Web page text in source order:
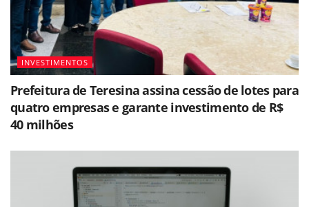
INVESTIMENTOS
Prefeitura de Teresina assina cessão de lotes para
quatro empresas e garante investimento de R$
40 milhões